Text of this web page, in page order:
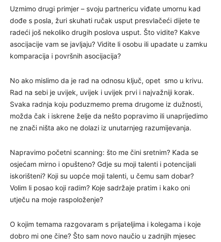
Uzmimo drugi primjer – svoju partnericu viđate umornu kad
dođe s posla, žuri skuhati ručak usput presvlačeći dijete te
radeći još nekoliko drugih poslova usput. Što vidite? Kakve
asocijacije vam se javljaju? Vidite li osobu ili upadate u zamku
komparacija i površnih asocijacija?
No ako mislimo da je rad na odnosu ključ, opet smo u krivu.
Rad na sebi je uvijek, uvijek i uvijek prvi i najvažniji korak.
Svaka radnja koju poduzmemo prema drugome iz dužnosti,
možda čak i iskrene želje da nešto popravimo ili unaprijedimo
ne znači ništa ako ne dolazi iz unutarnjeg razumijevanja.
Napravimo početni scanning: što me čini sretnim? Kada se
osjećam mirno i opušteno? Gdje su moji talenti i potencijali
iskorišteni? Koji su uopće moji talenti, u čemu sam dobar?
Volim li posao koji radim? Koje sadržaje pratim i kako oni
utječu na moje raspoloženje?
O kojim temama razgovaram s prijateljima i kolegama i koje
dobro mi one čine? Što sam novo naučio u zadnjih mjesec